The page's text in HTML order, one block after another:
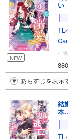
NEW
い
TL
-
あらすじを表示
結
本
TL